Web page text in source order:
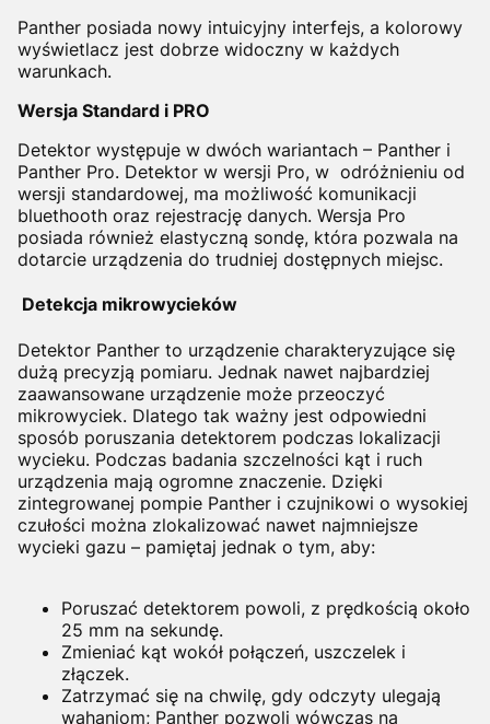
Panther posiada nowy intuicyjny interfejs, a kolorowy
wyświetlacz jest dobrze widoczny w każdych
warunkach.
Wersja Standard i PRO
Detektor występuje w dwóch wariantach – Panther i
Panther Pro. Detektor w wersji Pro, w odróżnieniu od
wersji standardowej, ma możliwość komunikacji
bluethooth oraz rejestrację danych. Wersja Pro
posiada również elastyczną sondę, która pozwala na
dotarcie urządzenia do trudniej dostępnych miejsc.
Detekcja mikrowycieków
Detektor Panther to urządzenie charakteryzujące się
dużą precyzją pomiaru. Jednak nawet najbardziej
zaawansowane urządzenie może przeoczyć
mikrowyciek. Dlatego tak ważny jest odpowiedni
sposób poruszania detektorem podczas lokalizacji
wycieku. Podczas badania szczelności kąt i ruch
urządzenia mają ogromne znaczenie. Dzięki
zintegrowanej pompie Panther i czujnikowi o wysokiej
czułości można zlokalizować nawet najmniejsze
wycieki gazu – pamiętaj jednak o tym, aby:
Poruszać detektorem powoli, z prędkością około
25 mm na sekundę.
Zmieniać kąt wokół połączeń, uszczelek i
złączek.
Zatrzymać się na chwilę, gdy odczyty ulegają
wahaniom; Panther pozwoli wówczas na